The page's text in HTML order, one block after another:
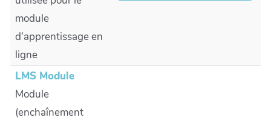
module
d'apprentissage en
ligne
LMS Module
Module
(enchaînement